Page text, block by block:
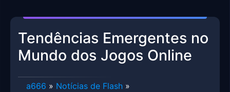
Tendências Emergentes no
Mundo dos Jogos Online
a666 » Notícias de Flash »